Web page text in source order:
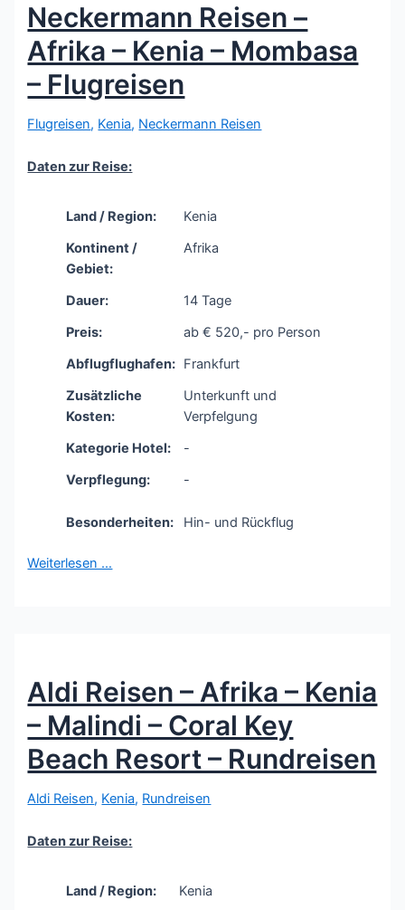
Neckermann Reisen –
Afrika – Kenia – Mombasa
– Flugreisen
Flugreisen, Kenia, Neckermann Reisen
Daten zur Reise:
Land / Region:
Kenia
Kontinent /
Gebiet:
Afrika
Dauer:
14 Tage
Preis:
ab € 520,- pro Person
Abflugflughafen: Frankfurt
Zusätzliche
Kosten:
Unterkunft und
Verpfelgung
Kategorie Hotel:
-
Verpflegung:
-
Besonderheiten: Hin- und Rückflug
Weiterlesen …
Aldi Reisen – Afrika – Kenia
– Malindi – Coral Key
Beach Resort – Rundreisen
Aldi Reisen, Kenia, Rundreisen
Daten zur Reise:
Land / Region: Kenia